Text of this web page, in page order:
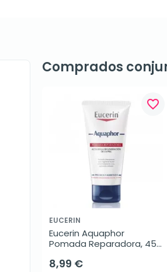
Comprados
favorite_border
EUCERIN
Eucerin Aquaphor
Pomada Reparadora, 45
8,99 €